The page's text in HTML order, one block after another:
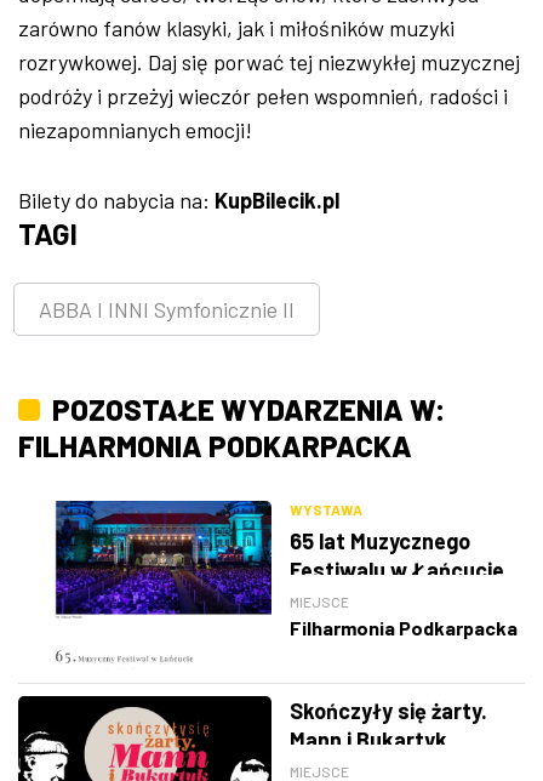
zarówno fanów klasyki, jak i miłośników muzyki
rozrywkowej. Daj się porwać tej niezwykłej muzycznej
podróży i przeżyj wieczór pełen wspomnień, radości i
niezapomnianych emocji!
Bilety do nabycia na: KupBilecik.pl
TAGI
ABBA I INNI Symfonicznie II
POZOSTAŁE WYDARZENIA W:
FILHARMONIA PODKARPACKA
WYSTAWA
65 lat Muzycznego
Festiwalu w Łańcucie
MIEJSCE
Filharmonia Podkarpacka
Skończyły się żarty.
Mann i Bukartyk
MIEJSCE